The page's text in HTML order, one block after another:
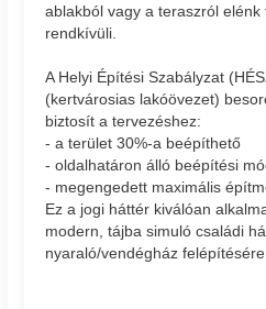
ablakból vagy a teraszról
rendkívüli.
A Helyi Építési Szabályzat
(kertvárosias lakóövezet)
biztosít a tervezéshez:
- a terület 30%-a beépíthető
- oldalhatáron álló beépítési
- megengedett maximális
Ez a jogi háttér kiválóan
modern, tájba simuló családi
nyaraló/vendégház